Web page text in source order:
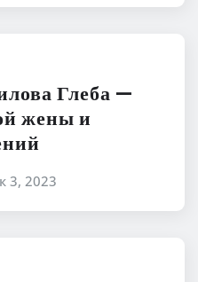
Глеба —
жены и
3, 2023